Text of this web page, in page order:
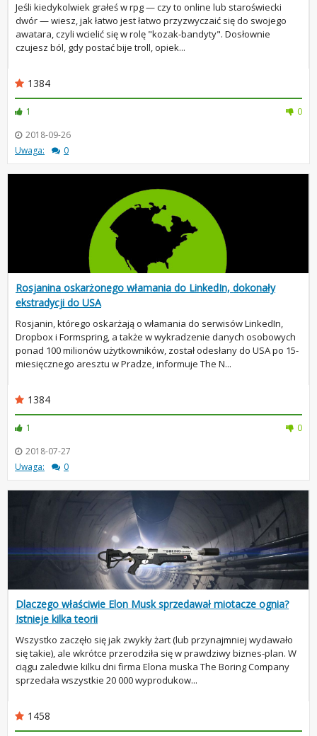
Jeśli kiedykolwiek grałeś w rpg — czy to online lub staroświecki
dwór — wiesz, jak łatwo jest łatwo przyzwyczaić się do swojego
awatara, czyli wcielić się w rolę "kozak-bandyty". Dosłownie
czujesz ból, gdy postać bije troll, opiek...
1384
1
0
2018-09-26
Uwaga:
0
Rosjanina oskarżonego włamania do LinkedIn, dokonały
ekstradycji do USA
Rosjanin, którego oskarżają o włamania do serwisów LinkedIn,
Dropbox i Formspring, a także w wykradzenie danych osobowych
ponad 100 milionów użytkowników, został odesłany do USA po 15-
miesięcznego aresztu w Pradze, informuje The N...
1384
1
0
2018-07-27
Uwaga:
0
Dlaczego właściwie Elon Musk sprzedawał miotacze ognia?
Istnieje kilka teorii
Wszystko zaczęło się jak zwykły żart (lub przynajmniej wydawało
się takie), ale wkrótce przerodziła się w prawdziwy biznes-plan. W
ciągu zaledwie kilku dni firma Elona muska The Boring Company
sprzedała wszystkie 20 000 wyprodukow...
1458